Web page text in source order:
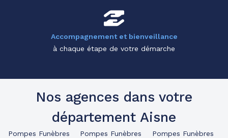
Accompagnement et bienveillance
à chaque étape de votre démarche
Nos agences dans votre
département Aisne
Pompes Funèbres
Pompes Funèbres
Pompes Funèbres